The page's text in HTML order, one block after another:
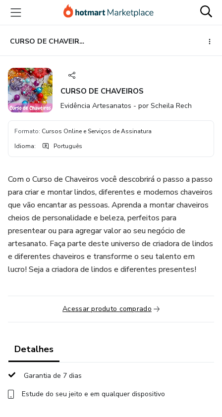
para
conteúdo
principal
para
pagamento
para
rodapé
CURSO DE CHAVEIROS
CURSO DE CHAVEIROS
Evidência Artesanatos - por Scheila Rech
Formato: Cursos Online e Serviços de Assinatura
Idioma: Português
Com o Curso de Chaveiros você descobrirá o passo a passo
para criar e montar lindos, diferentes e modernos chaveiros
que vão encantar as pessoas. Aprenda a montar chaveiros
cheios de personalidade e beleza, perfeitos para
presentear ou para agregar valor ao seu negócio de
artesanato. Faça parte deste universo de criadora de lindos
e diferentes chaveiros e transforme o seu talento em
lucro! Seja a criadora de lindos e diferentes presentes!
Acessar produto comprado
Detalhes
Garantia de 7 dias
Estude do seu jeito e em qualquer dispositivo